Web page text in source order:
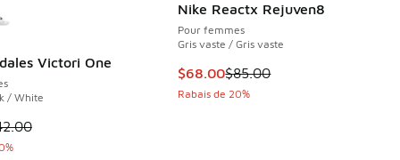
à $120.00
Victori One
/ White
est en solde. Le prix est passé de $42.00 à $33.60
Nike Reactx Rejuven8
Pour femmes
Gris vaste / Gris vaste
Cet article est en solde. Le prix
$68.00$85.00
Rabais de 20%